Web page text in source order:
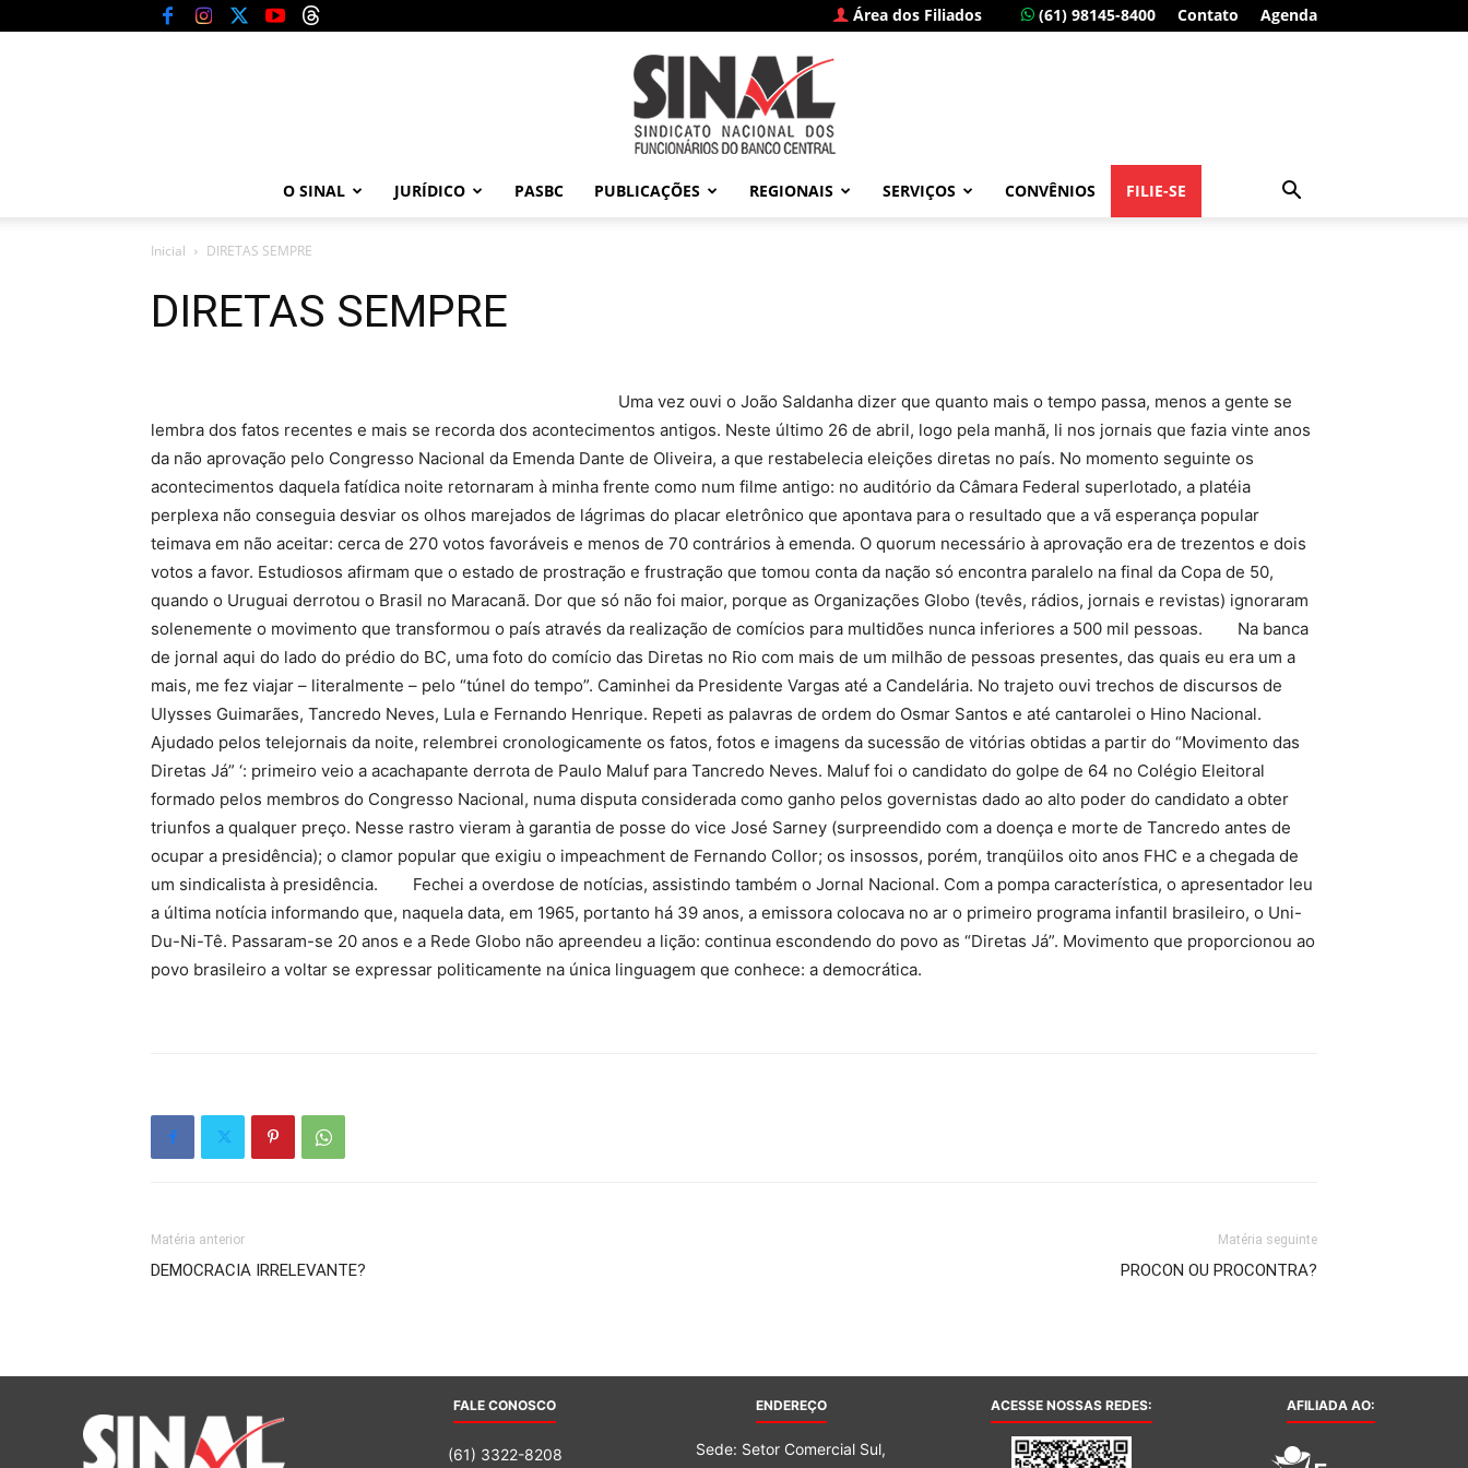
Área dos Filiados (61) 98145-8400 Contato Agenda
Sindicato
Nacional
dos
Funcionários
O SINAL JURÍDICO PASBC PUBLICAÇÕES REGIONAIS SERVIÇOS CONVÊNIOS FILIE-SE
Inicial DIRETAS SEMPRE
DIRETAS SEMPRE
Uma vez ouvi o João Saldanha dizer que quanto mais o tempo passa, menos a gente se
lembra dos fatos recentes e mais se recorda dos acontecimentos antigos. Neste último 26 de abril, logo pela manhã, li nos jornais que fazia vinte anos
da não aprovação pelo Congresso Nacional da Emenda Dante de Oliveira, a que restabelecia eleições diretas no país. No momento seguinte os
acontecimentos daquela fatídica noite retornaram à minha frente como num filme antigo: no auditório da Câmara Federal superlotado, a platéia
perplexa não conseguia desviar os olhos marejados de lágrimas do placar eletrônico que apontava para o resultado que a vã esperança popular
teimava em não aceitar: cerca de 270 votos favoráveis e menos de 70 contrários à emenda. O quorum necessário à aprovação era de trezentos e dois
votos a favor. Estudiosos afirmam que o estado de prostração e frustração que tomou conta da nação só encontra paralelo na final da Copa de 50,
quando o Uruguai derrotou o Brasil no Maracanã. Dor que só não foi maior, porque as Organizações Globo (tevês, rádios, jornais e revistas) ignoraram
solenemente o movimento que transformou o país através da realização de comícios para multidões nunca inferiores a 500 mil pessoas. Na banca
de jornal aqui do lado do prédio do BC, uma foto do comício das Diretas no Rio com mais de um milhão de pessoas presentes, das quais eu era um a
mais, me fez viajar – literalmente – pelo “túnel do tempo”. Caminhei da Presidente Vargas até a Candelária. No trajeto ouvi trechos de discursos de
Ulysses Guimarães, Tancredo Neves, Lula e Fernando Henrique. Repeti as palavras de ordem do Osmar Santos e até cantarolei o Hino Nacional.
Ajudado pelos telejornais da noite, relembrei cronologicamente os fatos, fotos e imagens da sucessão de vitórias obtidas a partir do “Movimento das
Diretas Já” ‘: primeiro veio a acachapante derrota de Paulo Maluf para Tancredo Neves. Maluf foi o candidato do golpe de 64 no Colégio Eleitoral
formado pelos membros do Congresso Nacional, numa disputa considerada como ganho pelos governistas dado ao alto poder do candidato a obter
triunfos a qualquer preço. Nesse rastro vieram à garantia de posse do vice José Sarney (surpreendido com a doença e morte de Tancredo antes de
ocupar a presidência); o clamor popular que exigiu o impeachment de Fernando Collor; os insossos, porém, tranqüilos oito anos FHC e a chegada de
um sindicalista à presidência. Fechei a overdose de notícias, assistindo também o Jornal Nacional. Com a pompa característica, o apresentador leu
a última notícia informando que, naquela data, em 1965, portanto há 39 anos, a emissora colocava no ar o primeiro programa infantil brasileiro, o Uni-
Du-Ni-Tê. Passaram-se 20 anos e a Rede Globo não apreendeu a lição: continua escondendo do povo as “Diretas Já”. Movimento que proporcionou ao
povo brasileiro a voltar se expressar politicamente na única linguagem que conhece: a democrática.
Matéria anterior
DEMOCRACIA IRRELEVANTE?
Matéria seguinte
PROCON OU PROCONTRA?
FALE CONOSCO
(61) 3322-8208
ENDEREÇO
Sede: Setor Comercial Sul,
ACESSE NOSSAS REDES: AFILIADA AO: